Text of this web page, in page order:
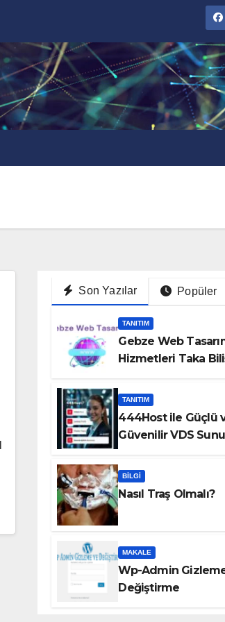
Son Yazılar Popüler
TANITIM
Gebze Web
Hizmetleri Taka
TANITIM
444Host ile Güçlü
Güvenilir VDS
BILGI
Nasıl Traş Olmalı?
MAKALE
Wp-Admin
Değiştirme